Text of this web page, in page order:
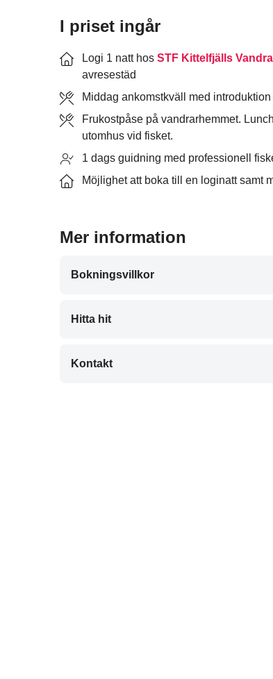
I priset ingår
Logi 1 natt hosSTF Kittelfjälls
avresestäd
Middag ankomstkväll med
Frukostpåse på vandrarhemmet.
utomhus vid fisket.
1 dags guidning med professionell
Möjlighet att boka till en loginatt samt
Mer information
Bokningsvillkor
Hitta hit
Kontakt